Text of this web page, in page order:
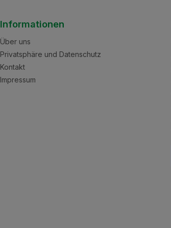
Informationen
Über uns
Privatsphäre und Datenschutz
Kontakt
Impressum